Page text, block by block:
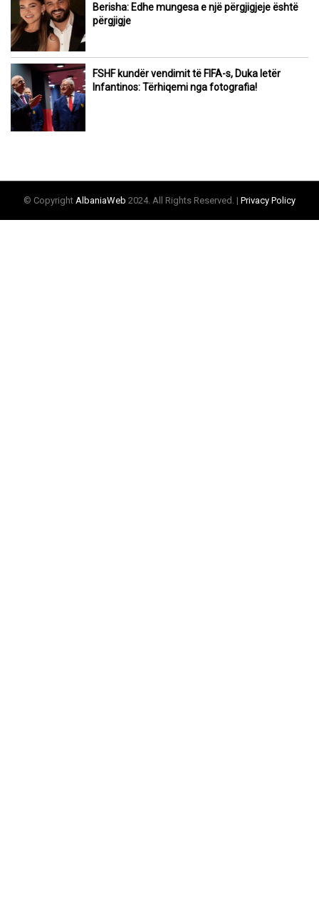
Berisha: Edhe mungesa e një përgjigjeje është
përgjigje
FSHF kundër vendimit të FIFA-s, Duka letër
Infantinos: Tërhiqemi nga fotografia!
© Copyright AlbaniaWeb 2024. All Rights Reserved. | Privacy Policy